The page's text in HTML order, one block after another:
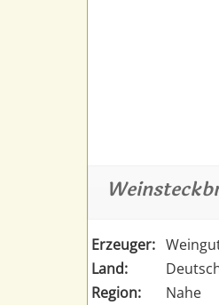
Erzeuger:
Land:
Region:
Nahe